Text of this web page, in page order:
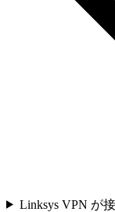
Linksys VPN が